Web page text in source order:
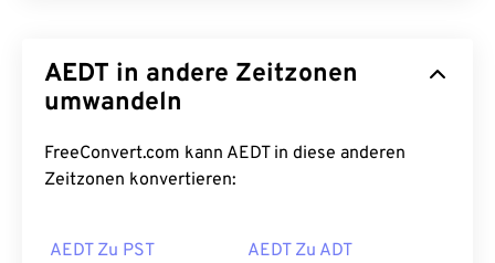
AEDT in andere Zeitzonen
umwandeln
FreeConvert.com kann AEDT in diese anderen
Zeitzonen konvertieren:
AEDT Zu PST AEDT Zu ADT